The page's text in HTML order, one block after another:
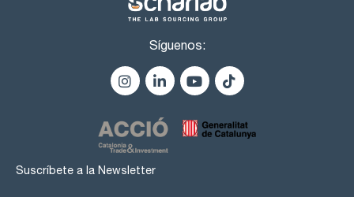
Síguenos:
Suscríbete a la Newsletter